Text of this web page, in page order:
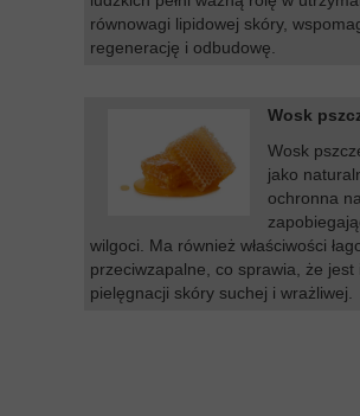
równowagi lipidowej skóry,
regenerację i odbudowę.
Wosk
Wosk
jako
ochronna
wilgoci. Ma również właściwości
przeciwzapalne, co sprawia, że jest
pielęgnacji skóry suchej i wrażliwej.